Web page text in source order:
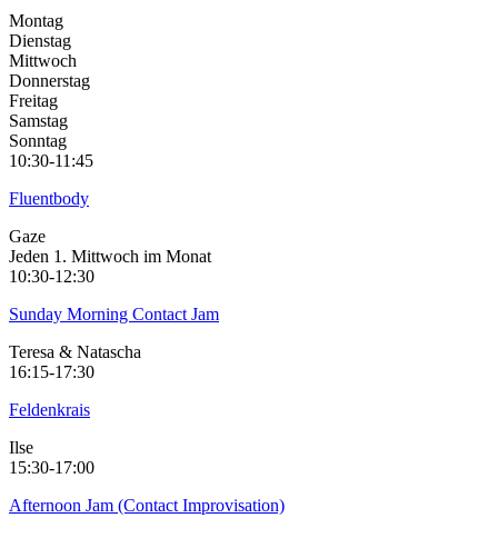
Montag
Dienstag
Mittwoch
Donnerstag
Freitag
Samstag
Sonntag
10:30-11:45
Fluentbody
Gaze
Jeden 1. Mittwoch im Monat
10:30-12:30
Sunday Morning Contact Jam
Teresa & Natascha
16:15-17:30
Feldenkrais
Ilse
15:30-17:00
Afternoon Jam (Contact Improvisation)